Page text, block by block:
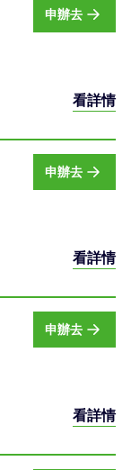
申辦去
看詳情
申辦去
看詳情
申辦去
看詳情